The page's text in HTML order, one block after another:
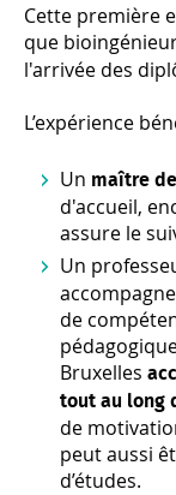
Cette première
que
l'arrivée des
L’expérience
Un maître
d'accueil,
assure le
Un
de
Bruxelles
tout au long
de
peut aussi
d’études.